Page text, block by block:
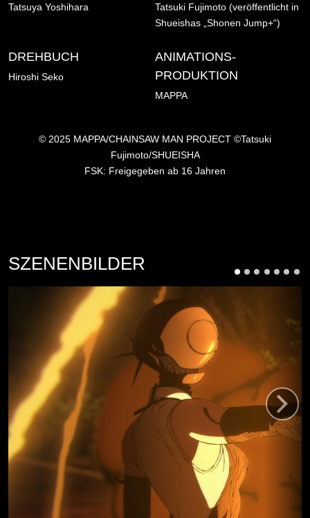
Tatsuya Yoshihara
Tatsuki Fujimoto (veröffentlicht in
Shueishas „Shonen Jump+“)
DREHBUCH
Hiroshi Seko
ANIMATIONS-
PRODUKTION
MAPPA
© 2025 MAPPA/CHAINSAW MAN PROJECT ©Tatsuki
Fujimoto/SHUEISHA
FSK: Freigegeben ab 16 Jahren
SZENENBILDER